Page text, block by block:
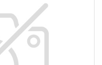
RVBCompatible avec
Alexa